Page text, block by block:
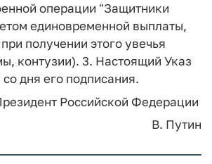
операции "Защитники
единовременной выплаты,
получении этого увечья
контузии). 3. Настоящий Указ
со дня его подписания.
Российской Федерации
В. Путин